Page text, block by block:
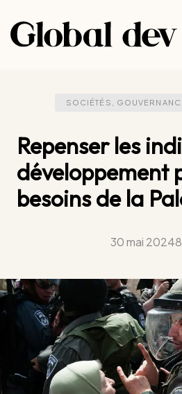
au
contenu
SOCIÉTÉS,
Repenser les
développement
besoins de la
30 mai 2024